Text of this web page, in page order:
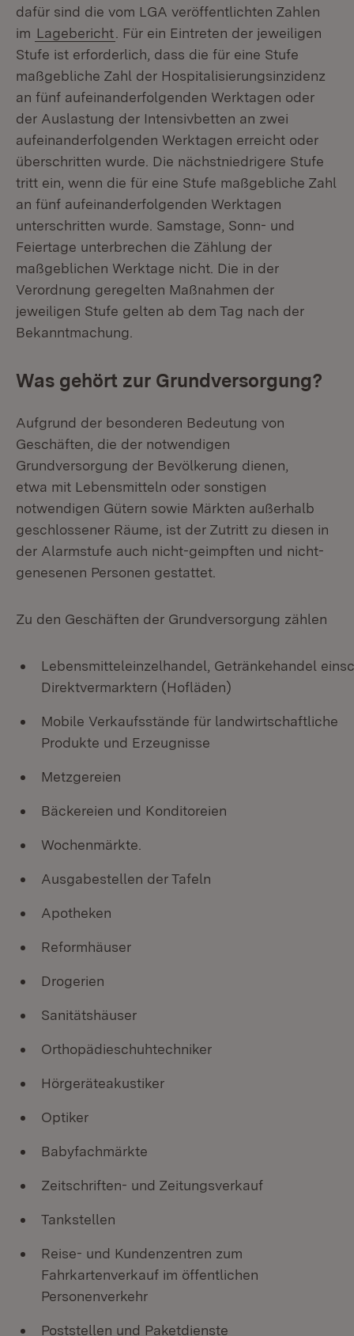
dafür sind die vom LGA veröffentlichten Zahlen
im Lagebericht . Für ein Eintreten der jeweiligen
Stufe ist erforderlich, dass die für eine Stufe
maßgebliche Zahl der Hospitalisierungsinzidenz
an fünf aufeinanderfolgenden Werktagen oder
der Auslastung der Intensivbetten an zwei
aufeinanderfolgenden Werktagen erreicht oder
überschritten wurde. Die nächstniedrigere Stufe
tritt ein, wenn die für eine Stufe maßgebliche Zahl
an fünf aufeinanderfolgenden Werktagen
unterschritten wurde. Samstage, Sonn- und
Feiertage unterbrechen die Zählung der
maßgeblichen Werktage nicht. Die in der
Verordnung geregelten Maßnahmen der
jeweiligen Stufe gelten ab dem Tag nach der
Bekanntmachung.
Was gehört zur Grundversorgung?
Aufgrund der besonderen Bedeutung von
Geschäften, die der notwendigen
Grundversorgung der Bevölkerung dienen,
etwa mit Lebensmitteln oder sonstigen
notwendigen Gütern sowie Märkten außerhalb
geschlossener Räume, ist der Zutritt zu diesen in
der Alarmstufe auch nicht-geimpften und nicht-
genesenen Personen gestattet.
Zu den Geschäften der Grundversorgung zählen
Lebensmitteleinzelhandel, Getränkehandel
Direktvermarktern (Hofläden)
Mobile Verkaufsstände für landwirtschaftliche
Produkte und Erzeugnisse
Metzgereien
Bäckereien und Konditoreien
Wochenmärkte.
Ausgabestellen der Tafeln
Apotheken
Reformhäuser
Drogerien
Sanitätshäuser
Orthopädieschuhtechniker
Hörgeräteakustiker
Optiker
Babyfachmärkte
Zeitschriften- und Zeitungsverkauf
Tankstellen
Reise- und Kundenzentren zum
Fahrkartenverkauf im öffentlichen
Personenverkehr
Poststellen und Paketdienste